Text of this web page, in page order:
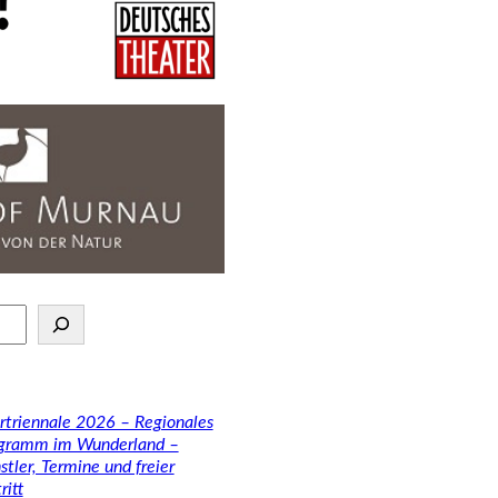
2026 – Regionales
im Wunderland –
Termine und freier